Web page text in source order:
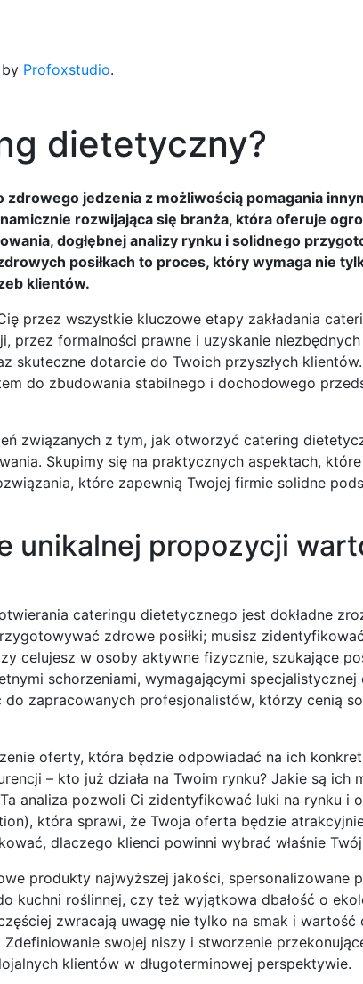
Profoxstudio.
dietetyczny?
zdrowego jedzenia z możliwością pomagania
rozwijająca się branża, która oferuje
dogłębnej analizy rynku i solidnego
posiłkach to proces, który wymaga nie
klientów.
przez wszystkie kluczowe etapy zakładania
przez formalności prawne i uzyskanie
skuteczne dotarcie do Twoich przyszłych
do zbudowania stabilnego i dochodowego
związanych z tym, jak otworzyć catering
Skupimy się na praktycznych aspektach,
które zapewnią Twojej firmie solidne
unikalnej propozycji
cateringu dietetycznego jest dokładne
zdrowe posiłki; musisz
celujesz w osoby aktywne fizycznie, szukające
schorzeniami, wymagającymi
zapracowanych profesjonalistów, którzy cenią
oferty, która będzie odpowiadać na ich
– kto już działa na Twoim rynku? Jakie są ich
analiza pozwoli Ci zidentyfikować luki na rynku i
która sprawi, że Twoja oferta będzie
dlaczego klienci powinni wybrać właśnie
produkty najwyższej jakości, spersonalizowane
kuchni roślinnej, czy też wyjątkowa dbałość o
zwracają uwagę nie tylko na smak i wartość
swojej niszy i stworzenie
klientów w długoterminowej perspektywie.